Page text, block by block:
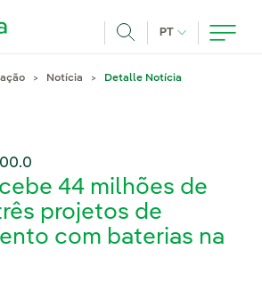
PT IDIOMA ATUAL,
Notícia Detalle Notícia
44 milhões de
projetos de
com baterias na